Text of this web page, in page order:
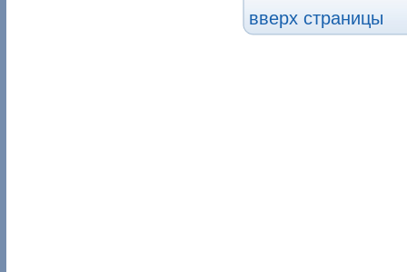
вверх страницы